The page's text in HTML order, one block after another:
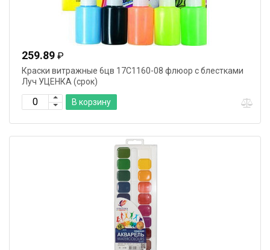
259.89 ₽
Краски витражные 6цв 17С1160-08 флюор с блестками
Луч УЦЕНКА (срок)
В корзину